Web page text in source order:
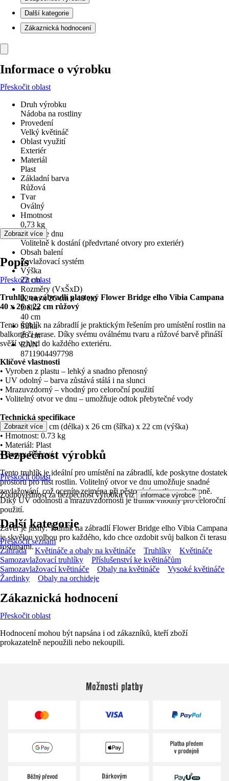
Další kategorie
Zákaznická hodnocení
Informace o výrobku
Přeskočit oblast
Druh výrobku
Nádoba na rostliny
Provedení
Velký květináč
Oblast využití
Exteriér
Materiál
Plast
Základní barva
Růžová
Tvar
Oválný
Hmotnost
0,73 kg
Otvor ve dnu
Volitelně k dostání (předvrtané otvory pro exteriér)
Obsah balení
Zavlažovací systém
Výška
22 cm
Rozměry (VxŠxD)
22 cm x 26 cm x 40 cm
Délka
40 cm
Šířka
26 cm
EAN
8711904497798
Zobrazit více
Popis
Přeskočit oblast
Truhlík na zábradlí plastový Flower Bridge elho Vibia Campana
40 x 26 x 22 cm růžový
Tento truhlík na zábradlí je praktickým řešením pro umístění rostlin na
balkoně či terase. Díky svému oválnému tvaru a růžové barvě přináší
svěží vzhled do každého exteriéru.
Klíčové vlastnosti
• Vyroben z plastu – lehký a snadno přenosný
• UV odolný – barva zůstává stálá i na slunci
• Mrazuvzdorný – vhodný pro celoroční použití
• Volitelný otvor ve dnu – umožňuje odtok přebytečné vody
Technická specifikace
• Rozměry: 40 cm (délka) x 26 cm (šířka) x 22 cm (výška)
• Hmotnost: 0.73 kg
• Materiál: Plast
• Barva: Růžová
Tento truhlík je ideální pro umístění na zábradlí, kde poskytne dostatek
prostoru pro růst rostlin. Volitelný otvor ve dnu umožňuje snadné
zavlažování, což oceníte zejména při pěstování rostlin na balkoně.
Díky UV odolnosti a mrazuvzdornosti je truhlík vhodný pro celoroční
použití.
Závěr je jasný: Truhlík na zábradlí Flower Bridge elho Vibia Campana
je skvělou volbou pro každého, kdo chce ozdobit svůj balkon či terasu
rostlinami.
Zobrazit více
Bezpečnost výrobků
Přeskočit oblast
Zodpovědnost za bezpečnost výrobku viz informace výrobce .
Další kategorie
Přeskočit seznam
Zahrada
Květináče a obaly na květináče Truhlíky
Květináče
Samozavlažovací truhlíky
Příslušenství ke květináčům
Samozavlažovací květináče
Obaly na květináče
Vysoké květináče
Žardinky
Obaly na orchideje
Zákaznická hodnocení
Přeskočit oblast
Hodnocení mohou být napsána i od zákazníků, kteří zboží
prokazatelně nepoužili nebo nekoupili.
Možnosti platby